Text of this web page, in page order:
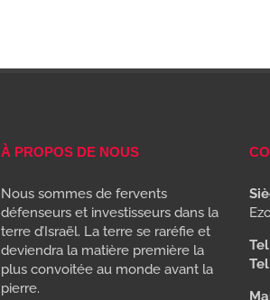
À PROPOS DE NOUS
Nous sommes de fervents
défenseurs et investisseurs dans la
terre d’Israël. La terre se raréfie et
deviendra la matière première la
plus convoitée au monde avant la
pierre.